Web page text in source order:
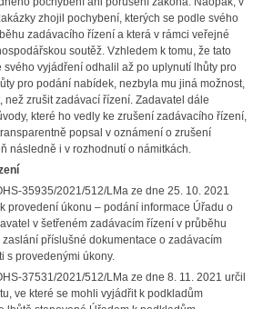
zhojil pochybení, kterých se podle svého
zadávacího řízení a která v rámci veřejné
soutěž. Vzhledem k tomu, že tato
vyjádření odhalil až po uplynutí lhůty pro
pro podání nabídek, nezbyla mu jiná možnost,
než zrušit zadávací řízení. Zadavatel dále
které ho vedly ke zrušení zadávacího řízení,
popsal v oznámení o zrušení
následně i v rozhodnutí o námitkách.
35935/2021/512/LMa ze dne 25. 10. 2021
provedení úkonu – podání informace Úřadu o
v šetřeném zadávacím řízení v průběhu
příslušné dokumentace o zadávacím
s provedenými úkony.
37531/2021/512/LMa ze dne 8. 11. 2021 určil
ve které se mohli vyjádřit k podkladům